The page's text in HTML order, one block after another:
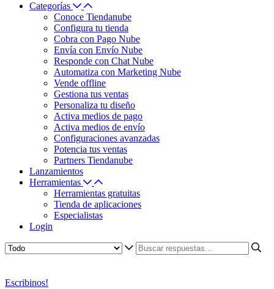
Categorías
Conoce Tiendanube
Configura tu tienda
Cobra con Pago Nube
Envía con Envío Nube
Responde con Chat Nube
Automatiza con Marketing Nube
Vende offline
Gestiona tus ventas
Personaliza tu diseño
Activa medios de pago
Activa medios de envío
Configuraciones avanzadas
Potencia tus ventas
Partners Tiendanube
Lanzamientos
Herramientas
Herramientas gratuitas
Tienda de aplicaciones
Especialistas
Login
Escribinos!